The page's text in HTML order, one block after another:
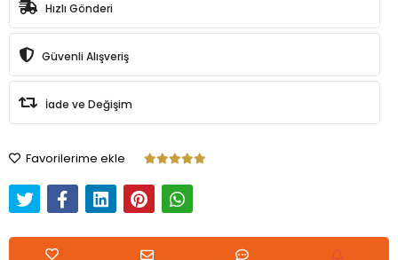
Hızlı Gönderi
Güvenli Alışveriş
İade ve Değişim
Favorilerime ekle